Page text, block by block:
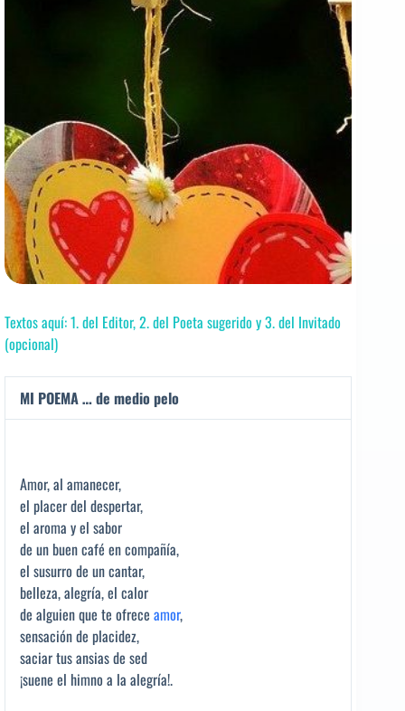
Textos aquí: 1. del Editor, 2. del Poeta sugerido y 3. del Invitado
(opcional)
MI POEMA … de medio pelo
Amor, al amanecer,
el placer del despertar,
el aroma y el sabor
de un buen café en compañía,
el susurro de un cantar,
belleza, alegría, el calor
de alguien que te ofrece amor,
sensación de placidez,
saciar tus ansias de sed
¡suene el himno a la alegría!.